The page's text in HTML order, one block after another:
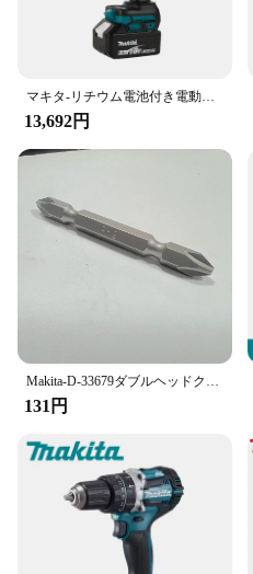
マキタ-リチウム電池付き電動レンチ,強力なパフォーマンスインパクトレンチ,18V,1300n
13,692円
131円